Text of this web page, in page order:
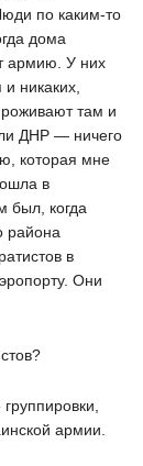
по каким-то
дома
армию. У них
никаких,
там и
ДНР — ничего
которая мне
в
был, когда
района
в
Они
армии.